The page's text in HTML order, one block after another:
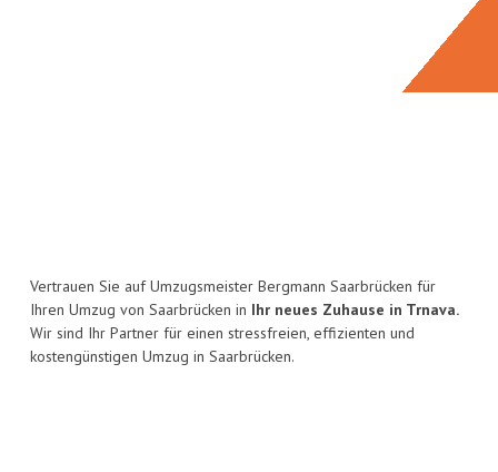
Vertrauen Sie auf Umzugsmeister Bergmann Saarbrücken für
Ihren Umzug von Saarbrücken in Ihr neues Zuhause in Trnava.
Wir sind Ihr Partner für einen stressfreien, effizienten und
kostengünstigen Umzug in Saarbrücken.